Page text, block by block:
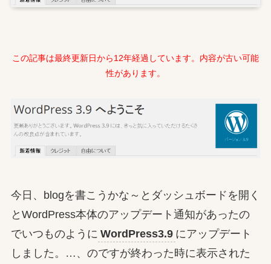
この記事は最終更新日から12年経過しています。内容が古い可能
性があります。
今日、blogを書こうかな～とダッシュボードを開く
とWordPress本体のアップデート通知があったの
でいつものように WordPress3.9 にアップデート
しました。…、のですが終わった時に表示された